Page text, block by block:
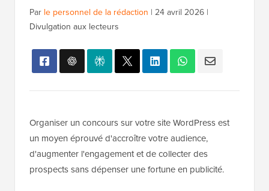
Par le personnel de la rédaction | 24 avril 2026 |
Divulgation aux lecteurs
Organiser un concours sur votre site WordPress est
un moyen éprouvé d'accroître votre audience,
d'augmenter l'engagement et de collecter des
prospects sans dépenser une fortune en publicité.